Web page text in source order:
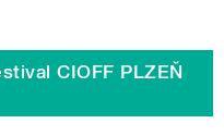
CIOFF PLZEŇ